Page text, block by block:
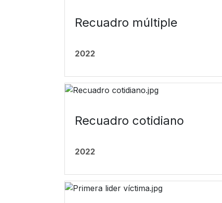
Recuadro múltiple
2022
Recuadro cotidiano
2022